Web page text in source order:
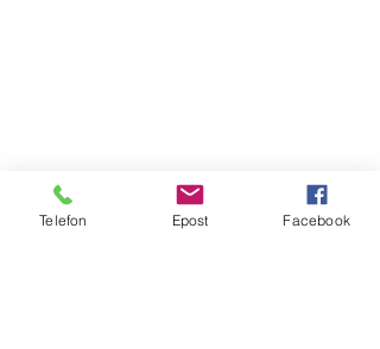
Telefon Epost Facebook